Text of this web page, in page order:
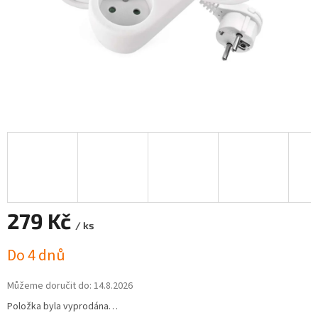
279 Kč / ks
cena:
Do 4 dnů
Můžeme doručit do: 14.8.2026
Položka byla vyprodána…